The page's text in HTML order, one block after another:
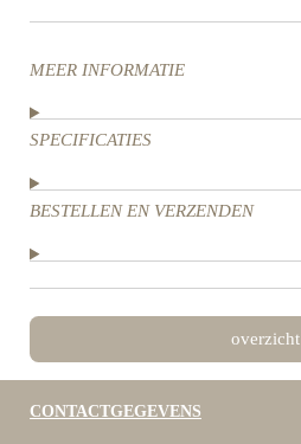
MEER INFORMATIE
SPECIFICATIES
BESTELLEN EN VERZENDEN
overzicht
CONTACTGEGEVENS